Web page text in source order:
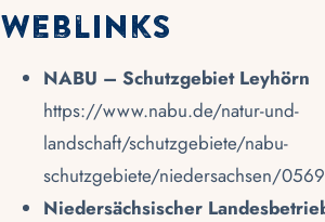
Weblinks
NABU – Schutzgebiet Leyhörn
https://www.nabu.de/natur-und-
landschaft/schutzgebiete/nabu-
schutzgebiete/niedersachsen/
Niedersächsischer